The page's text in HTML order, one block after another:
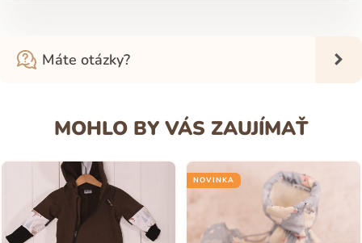
Máte otázky?
MOHLO BY VÁS ZAUJÍMAŤ
NOVINKA